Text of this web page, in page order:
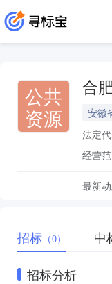
公共
资源
合
安徽
法定代
经营范
最新动
招标 （0） 中
招标分析